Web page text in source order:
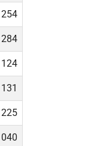
254
284
124
131
225
040